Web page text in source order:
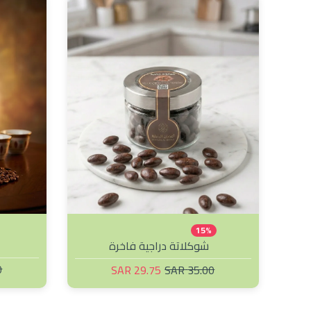
15%
شوكلاتة دراجية فاخرة
35.00 SAR
29.75 SAR